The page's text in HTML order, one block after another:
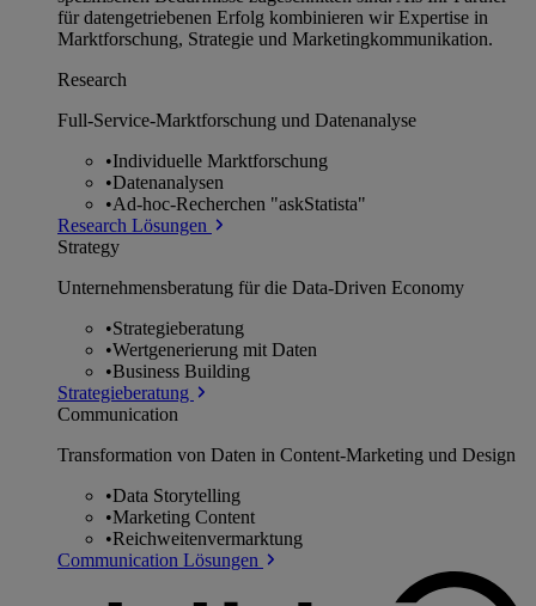
für datengetriebenen Erfolg kombinieren wir Expertise in
Marktforschung, Strategie und Marketingkommunikation.
Research
Full-Service-Marktforschung und Datenanalyse
•Individuelle Marktforschung
•Datenanalysen
•Ad-hoc-Recherchen "askStatista"
Research Lösungen
Strategy
Unternehmens­beratung für die Data-Driven Economy
•Strategieberatung
•Wertgenerierung mit Daten
•Business Building
Strategieberatung
Communication
Transformation von Daten in Content-Marketing und Design
•Data Storytelling
•Marketing Content
•Reichweitenvermarktung
Communication Lösungen